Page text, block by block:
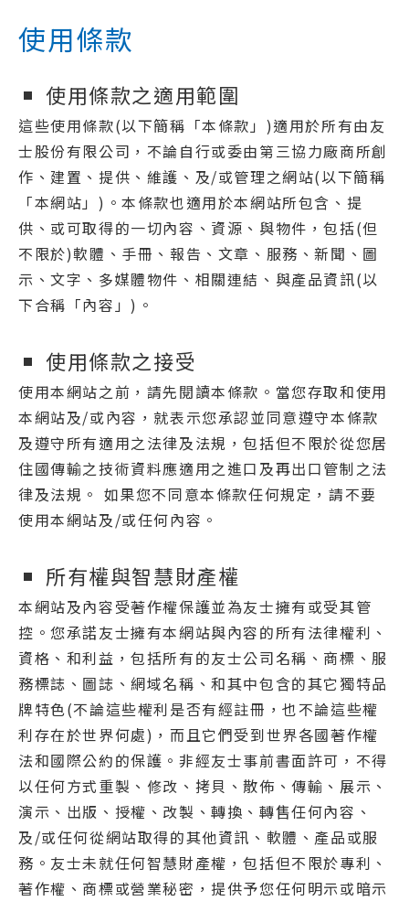
使用條款
使用條款之適用範圍
這些使用條款(以下簡稱「本條款」)適用於所有由友
士股份有限公司，不論自行或委由第三協力廠商所創
作、建置、提供、維護、及/或管理之網站(以下簡稱
「本網站」)。本條款也適用於本網站所包含、提
供、或可取得的一切內容、資源、與物件，包括(但
不限於)軟體、手冊、報告、文章、服務、新聞、圖
示、文字、多媒體物件、相關連結、與產品資訊(以
下合稱「內容」)。
使用條款之接受
使用本網站之前，請先閱讀本條款。當您存取和使用
本網站及/或內容，就表示您承認並同意遵守本條款
及遵守所有適用之法律及法規，包括但不限於從您居
住國傳輸之技術資料應適用之進口及再出口管制之法
律及法規。 如果您不同意本條款任何規定，請不要
使用本網站及/或任何內容。
所有權與智慧財產權
本網站及內容受著作權保護並為友士擁有或受其管
控。您承諾友士擁有本網站與內容的所有法律權利、
資格、和利益，包括所有的友士公司名稱、商標、服
務標誌、圖誌、網域名稱、和其中包含的其它獨特品
牌特色(不論這些權利是否有經註冊，也不論這些權
利存在於世界何處)，而且它們受到世界各國著作權
法和國際公約的保護。非經友士事前書面許可，不得
以任何方式重製、修改、拷貝、散佈、傳輸、展示、
演示、出版、授權、改製、轉換、轉售任何內容、
及/或任何從網站取得的其他資訊、軟體、產品或服
務。友士未就任何智慧財產權，包括但不限於專利、
著作權、商標或營業秘密，提供予您任何明示或暗示